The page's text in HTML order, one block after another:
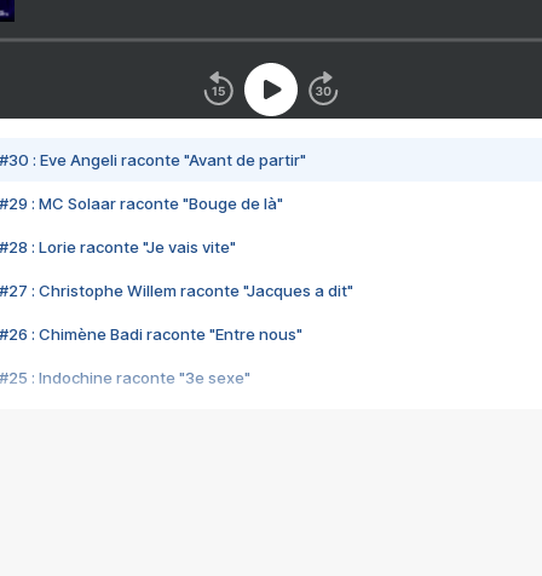
#30 : Eve Angeli raconte "Avant de partir"
#29 : MC Solaar raconte "Bouge de là"
#28 : Lorie raconte "Je vais vite"
#27 : Christophe Willem raconte "Jacques a dit"
#26 : Chimène Badi raconte "Entre nous"
#25 : Indochine raconte "3e sexe"